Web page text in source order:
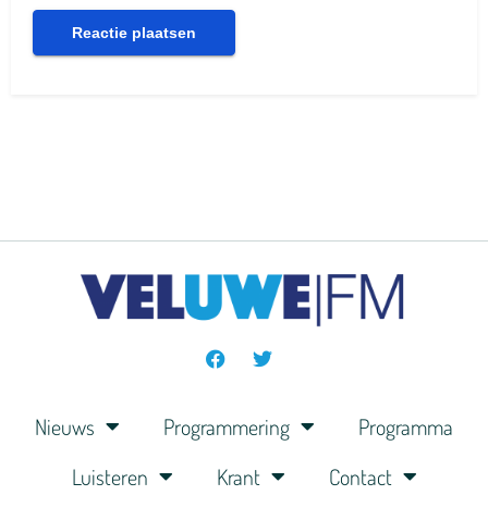
Nieuws Programmering
Programma
Luisteren
Krant Contact